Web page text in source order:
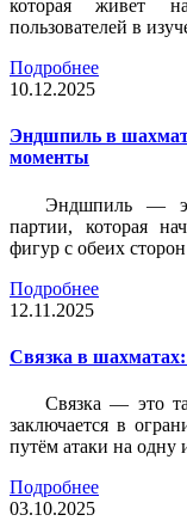
которая живет
пользователей в
Подробнее
10.12.2025
Эндшпиль в
моменты
Эндшпиль —
партии, которая
фигур с обеих
Подробнее
12.11.2025
Связка в шахматах:
Связка — это
заключается в
путём атаки на одну
Подробнее
03.10.2025